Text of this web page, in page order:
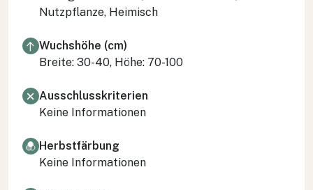
Nutzpflanze, Heimisch
Wuchshöhe (cm)
Breite: 30-40, Höhe: 70-100
Ausschlusskriterien
Keine Informationen
Herbstfärbung
Keine Informationen